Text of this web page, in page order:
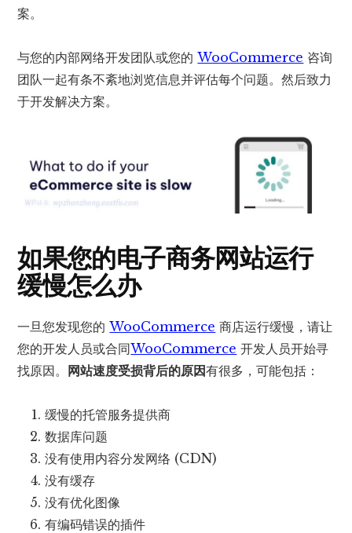
案。
与您的内部网络开发团队或您的WooCommerce 咨询
团队一起有条不紊地浏览信息并评估每个问题。然后致力
于开发解决方案。
如果您的电子商务网站运行
缓慢怎么办
一旦您发现您的WooCommerce 商店运行缓慢，请让
您的开发人员或合同WooCommerce 开发人员开始寻
找原因。 网站速度受损背后的原因有很多，可能包括：
缓慢的托管服务提供商
数据库问题
没有使用内容分发网络 (CDN)
没有缓存
没有优化图像
有编码错误的插件